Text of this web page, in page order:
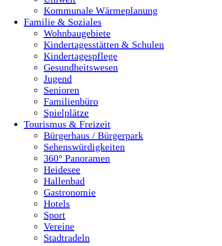
Kommunale Wärmeplanung
Familie & Soziales
Wohnbaugebiete
Kindertagesstätten & Schulen
Kindertagespflege
Gesundheitswesen
Jugend
Senioren
Familienbüro
Spielplätze
Tourismus & Freizeit
Bürgerhaus / Bürgerpark
Sehenswürdigkeiten
360° Panoramen
Heidesee
Hallenbad
Gastronomie
Hotels
Sport
Vereine
Stadtradeln